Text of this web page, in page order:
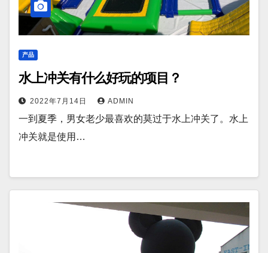
产品
水上冲关有什么好玩的项目？
2022年7月14日 ADMIN
一到夏季，男女老少最喜欢的莫过于水上冲关了。水上
冲关就是使用…